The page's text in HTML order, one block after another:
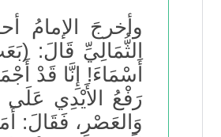
وأخرجَ
الثُّمَالِيِّ قَالَ:
أَسْمَاءَ! إِنَّا قَدْ
رَفْعُ الأَيْدِي عَلَى
وَالعَصْرِ، فَقَالَ: